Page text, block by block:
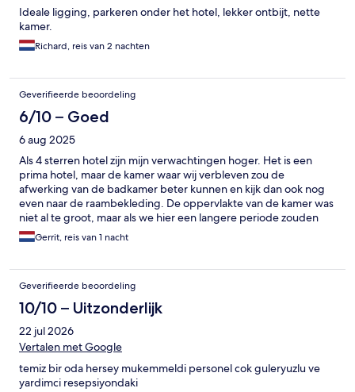
Ideale ligging, parkeren onder het hotel, lekker ontbijt, nette
kamer.
Richard, reis van 2 nachten
Geverifieerde beoordeling
6/10 – Goed
6 aug 2025
Als 4 sterren hotel zijn mijn verwachtingen hoger. Het is een
prima hotel, maar de kamer waar wij verbleven zou de
afwerking van de badkamer beter kunnen en kijk dan ook nog
even naar de raambekleding. De oppervlakte van de kamer was
niet al te groot, maar als we hier een langere periode zouden
verblijven dan is het beperkt. Ontbijtbuffet was prima, maar ook
daar de moet je qua 4 sterren meer van kunnen maken.
uitcheck werd er netjes gevraagd of we de auto nog even lieten
staan of dat we gelijk vertrokken (dat vind ik service om deze
mogelijkheid te bieden). Prima hotel als je deze zou gebruiken
als door reis hotel.
Gerrit, reis van 1 nacht
Geverifieerde beoordeling
10/10 – Uitzonderlijk
22 jul 2026
Vertalen met Google
temiz bir oda hersey mukemmeldi personel cok guleryuzlu ve
yardimci resepsiyondaki